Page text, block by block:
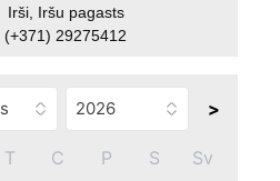
Irši, Iršu pagasts
(+371) 29275412
>
T C P S Sv